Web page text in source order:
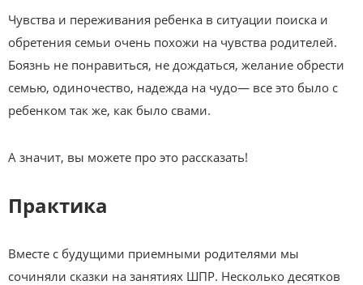
Чувства и переживания ребенка в ситуации поиска и
обретения семьи очень похожи на чувства родителей.
Боязнь не понравиться, не дождаться, желание обрести
семью, одиночество, надежда на чудо— все это было с
ребенком так же, как было свами.
А значит, вы можете про это рассказать!
Практика
Вместе с будущими приемными родителями мы
сочиняли сказки на занятиях ШПР. Несколько десятков